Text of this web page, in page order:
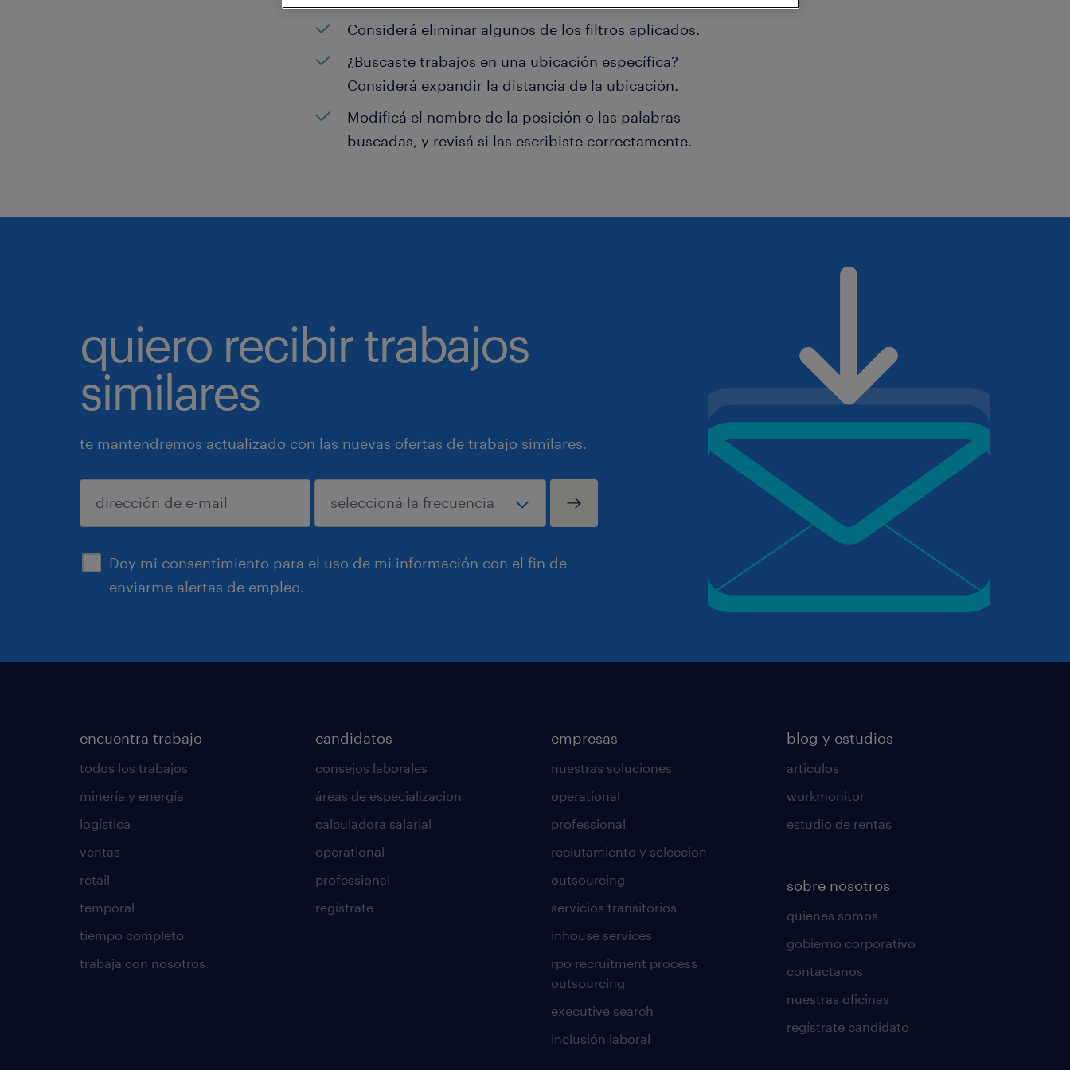
Considerá eliminar algunos de los filtros aplicados.
¿Buscaste trabajos en una ubicación específica?
Considerá expandir la distancia de la ubicación.
Modificá el nombre de la posición o las palabras
buscadas, y revisá si las escribiste correctamente.
quiero recibir trabajos
similares
te mantendremos actualizado con las nuevas ofertas de trabajo similares.
Doy mi consentimiento para el uso de mi información con el fin de
enviarme alertas de empleo.
enviar
encuentra trabajo
todos los trabajos
minería y energía
logística
ventas
retail
temporal
tiempo completo
trabaja con nosotros
candidatos
consejos laborales
áreas de especializacion
calculadora salarial
operational
professional
regístrate
empresas
nuestras soluciones
operational
professional
reclutamiento y seleccion
outsourcing
servicios transitorios
inhouse services
rpo recruitment process
outsourcing
executive search
inclusión laboral
blog y estudios
articulos
workmonitor
estudio de rentas
sobre nosotros
quienes somos
gobierno corporativo
contáctanos
nuestras oficinas
regístrate candidato